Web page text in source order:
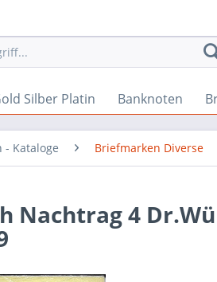
Silber Platin Banknoten
- Kataloge Briefmarken Diverse
Nachtrag 4